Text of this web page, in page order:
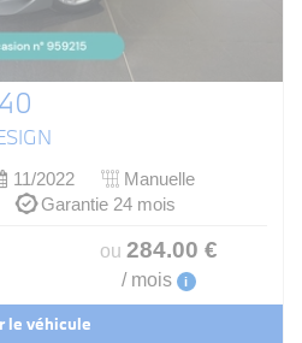
11/2022
Manuelle
Garantie 24 mois
ou 284.00 €
/ mois i
le véhicule